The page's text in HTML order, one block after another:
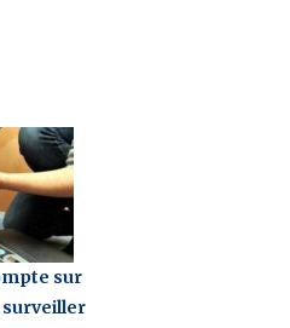
sur
surveiller